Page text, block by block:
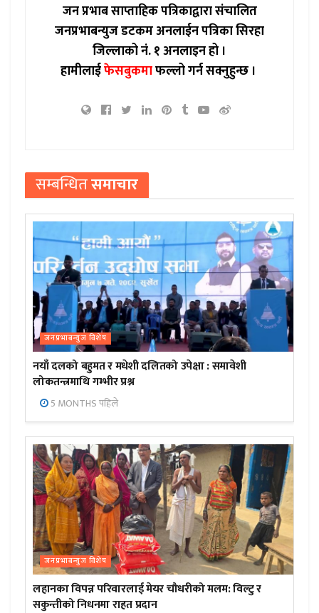
जन प्रभाब साप्ताहिक पत्रिकाद्वारा संचालित
जनप्रभाबन्युज डटकम अनलाईन पत्रिका सिरहा
जिल्लाको नं. १ अनलाइन हो ।
हामीलाईफेसबुकमाफल्लो गर्न सक्नुहुन्छ ।
सम्बन्धितसमाचार
जनप्रभाबन्युज विशेष
नयाँ दलको बहुमत र मधेशी दलितको उपेक्षा : समावेशी
लोकतन्त्रमाथि गम्भीर प्रश्न
5 MONTHS पहिले
जनप्रभाबन्युज विशेष
लहानका विपन्न परिवारलाई मेयर चौधरीको मलम: विल्टु र
सकुन्तीको निधनमा राहत प्रदान